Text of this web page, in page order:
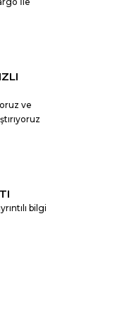
ve
bilgi